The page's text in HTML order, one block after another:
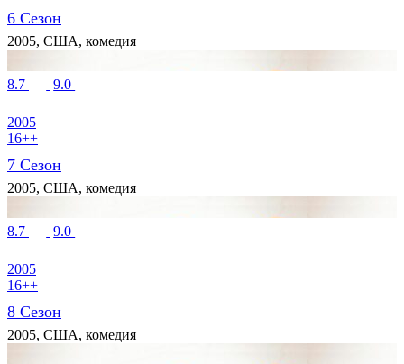
6 Сезон
2005, США, комедия
8.7 9.0
2005
16++
7 Сезон
2005, США, комедия
8.7 9.0
2005
16++
8 Сезон
2005, США, комедия